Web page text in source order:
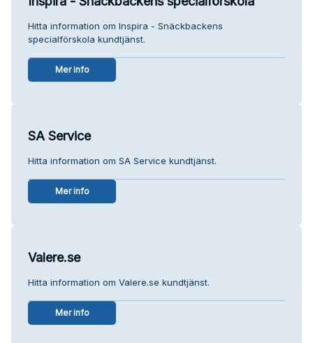
Hitta information om Inspira - Snäckbackens
specialförskola kundtjänst.
Mer info
SA Service
Hitta information om SA Service kundtjänst.
Mer info
Valere.se
Hitta information om Valere.se kundtjänst.
Mer info